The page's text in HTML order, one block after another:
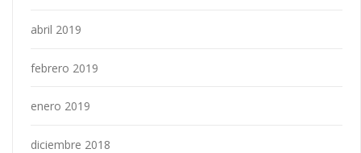
abril 2019
febrero 2019
enero 2019
diciembre 2018